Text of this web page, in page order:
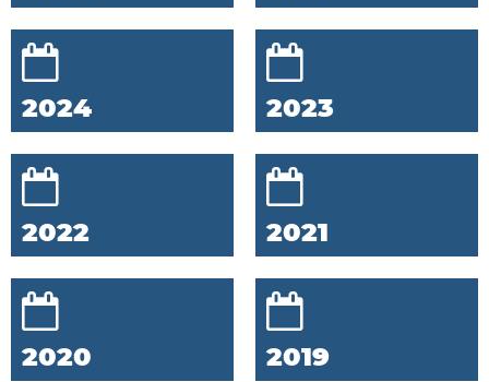
2024 2023
2022 2021
2020 2019